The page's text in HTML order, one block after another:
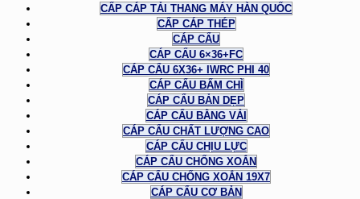
CẤP CÁP TẢI THANG MÁY HÀN QUỐC
CẤP CÁP THÉP
CÁP CẨU
CÁP CẨU 6×36+FC
CÁP CẨU 6X36+ IWRC PHI 40
CÁP CẨU BẤM CHÌ
CÁP CẨU BẢN DẸP
CÁP CẨU BẰNG VẢI
CÁP CẨU CHẤT LƯỢNG CAO
CÁP CẨU CHỊU LỰC
CÁP CẨU CHỐNG XOẮN
CÁP CẨU CHỐNG XOẮN 19X7
CÁP CẨU CƠ BẢN